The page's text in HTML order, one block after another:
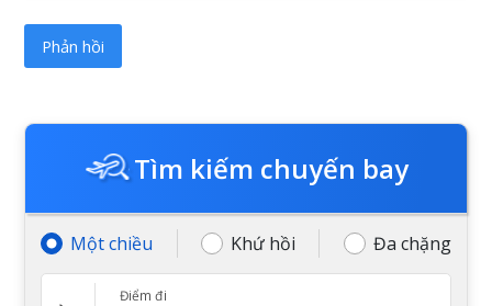
Tìm kiếm chuyến bay
Một chiều Khứ hồi Đa chặng
Điểm đi